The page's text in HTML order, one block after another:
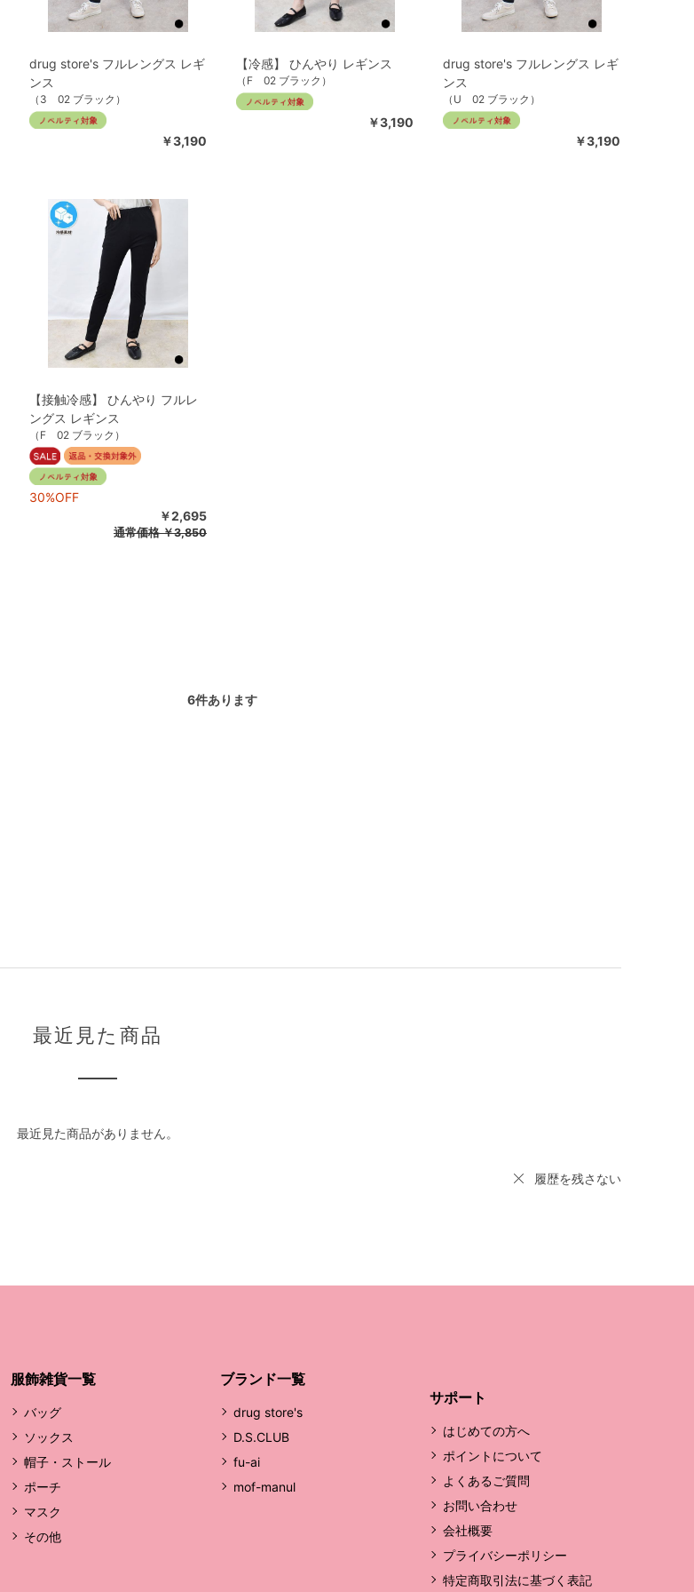
drug store's フルレングス レギ
ンス
（3 02 ブラック）
￥3,190
【冷感】 ひんやり レギンス
（F 02 ブラック）
￥3,190
drug store's フルレングス レギ
ンス
（U 02 ブラック）
￥3,190
【接触冷感】 ひんやり フルレ
ングス レギンス
（F 02 ブラック）
30%OFF
￥2,695
通常価格￥3,850
6件あります
最近見た商品
最近見た商品がありません。
履歴を残さない
服飾雑貨一覧
バッグ
ソックス
帽子・ストール
ポーチ
マスク
その他
ブランド一覧
drug store's
D.S.CLUB
fu-ai
mof-manul
サポート
はじめての方へ
ポイントについて
よくあるご質問
お問い合わせ
会社概要
プライバシーポリシー
特定商取引法に基づく表記